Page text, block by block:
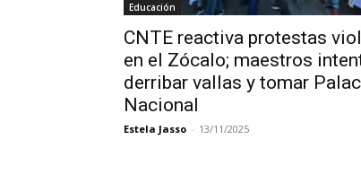
Educación
CNTE reactiva protestas
en el Zócalo; maestros
derribar vallas y tomar
Nacional
Estela Jasso - 13/11/2025